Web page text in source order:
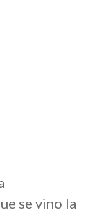
se vino la